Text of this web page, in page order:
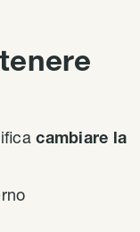
cambiare la